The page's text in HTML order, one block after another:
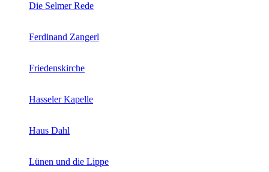
Die Selmer Rede
Ferdinand Zangerl
Friedenskirche
Hasseler Kapelle
Haus Dahl
Lünen und die Lippe